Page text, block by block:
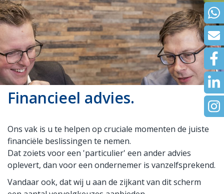
Financieel advies.
Ons vak is u te helpen op cruciale momenten de juiste
financiële beslissingen te nemen.
Dat zoiets voor een 'particulier' een ander advies
oplevert, dan voor een ondernemer is vanzelfsprekend.
Vandaar ook, dat wij u aan de zijkant van dit scherm